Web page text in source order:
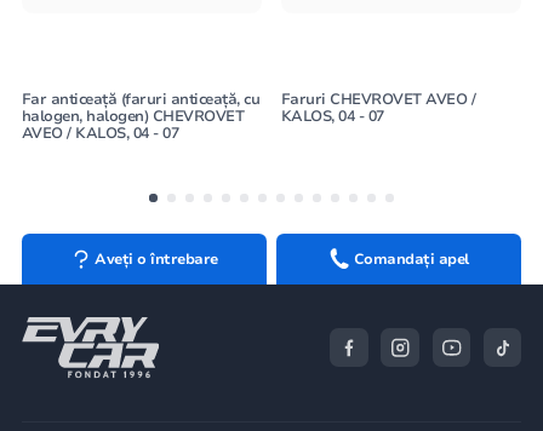
Far anticeață (faruri anticeață, cu
halogen, halogen) CHEVROVET
AVEO / KALOS, 04 - 07
Faruri CHEVROVET AVEO /
KALOS, 04 - 07
Aveți o întrebare Comandați apel